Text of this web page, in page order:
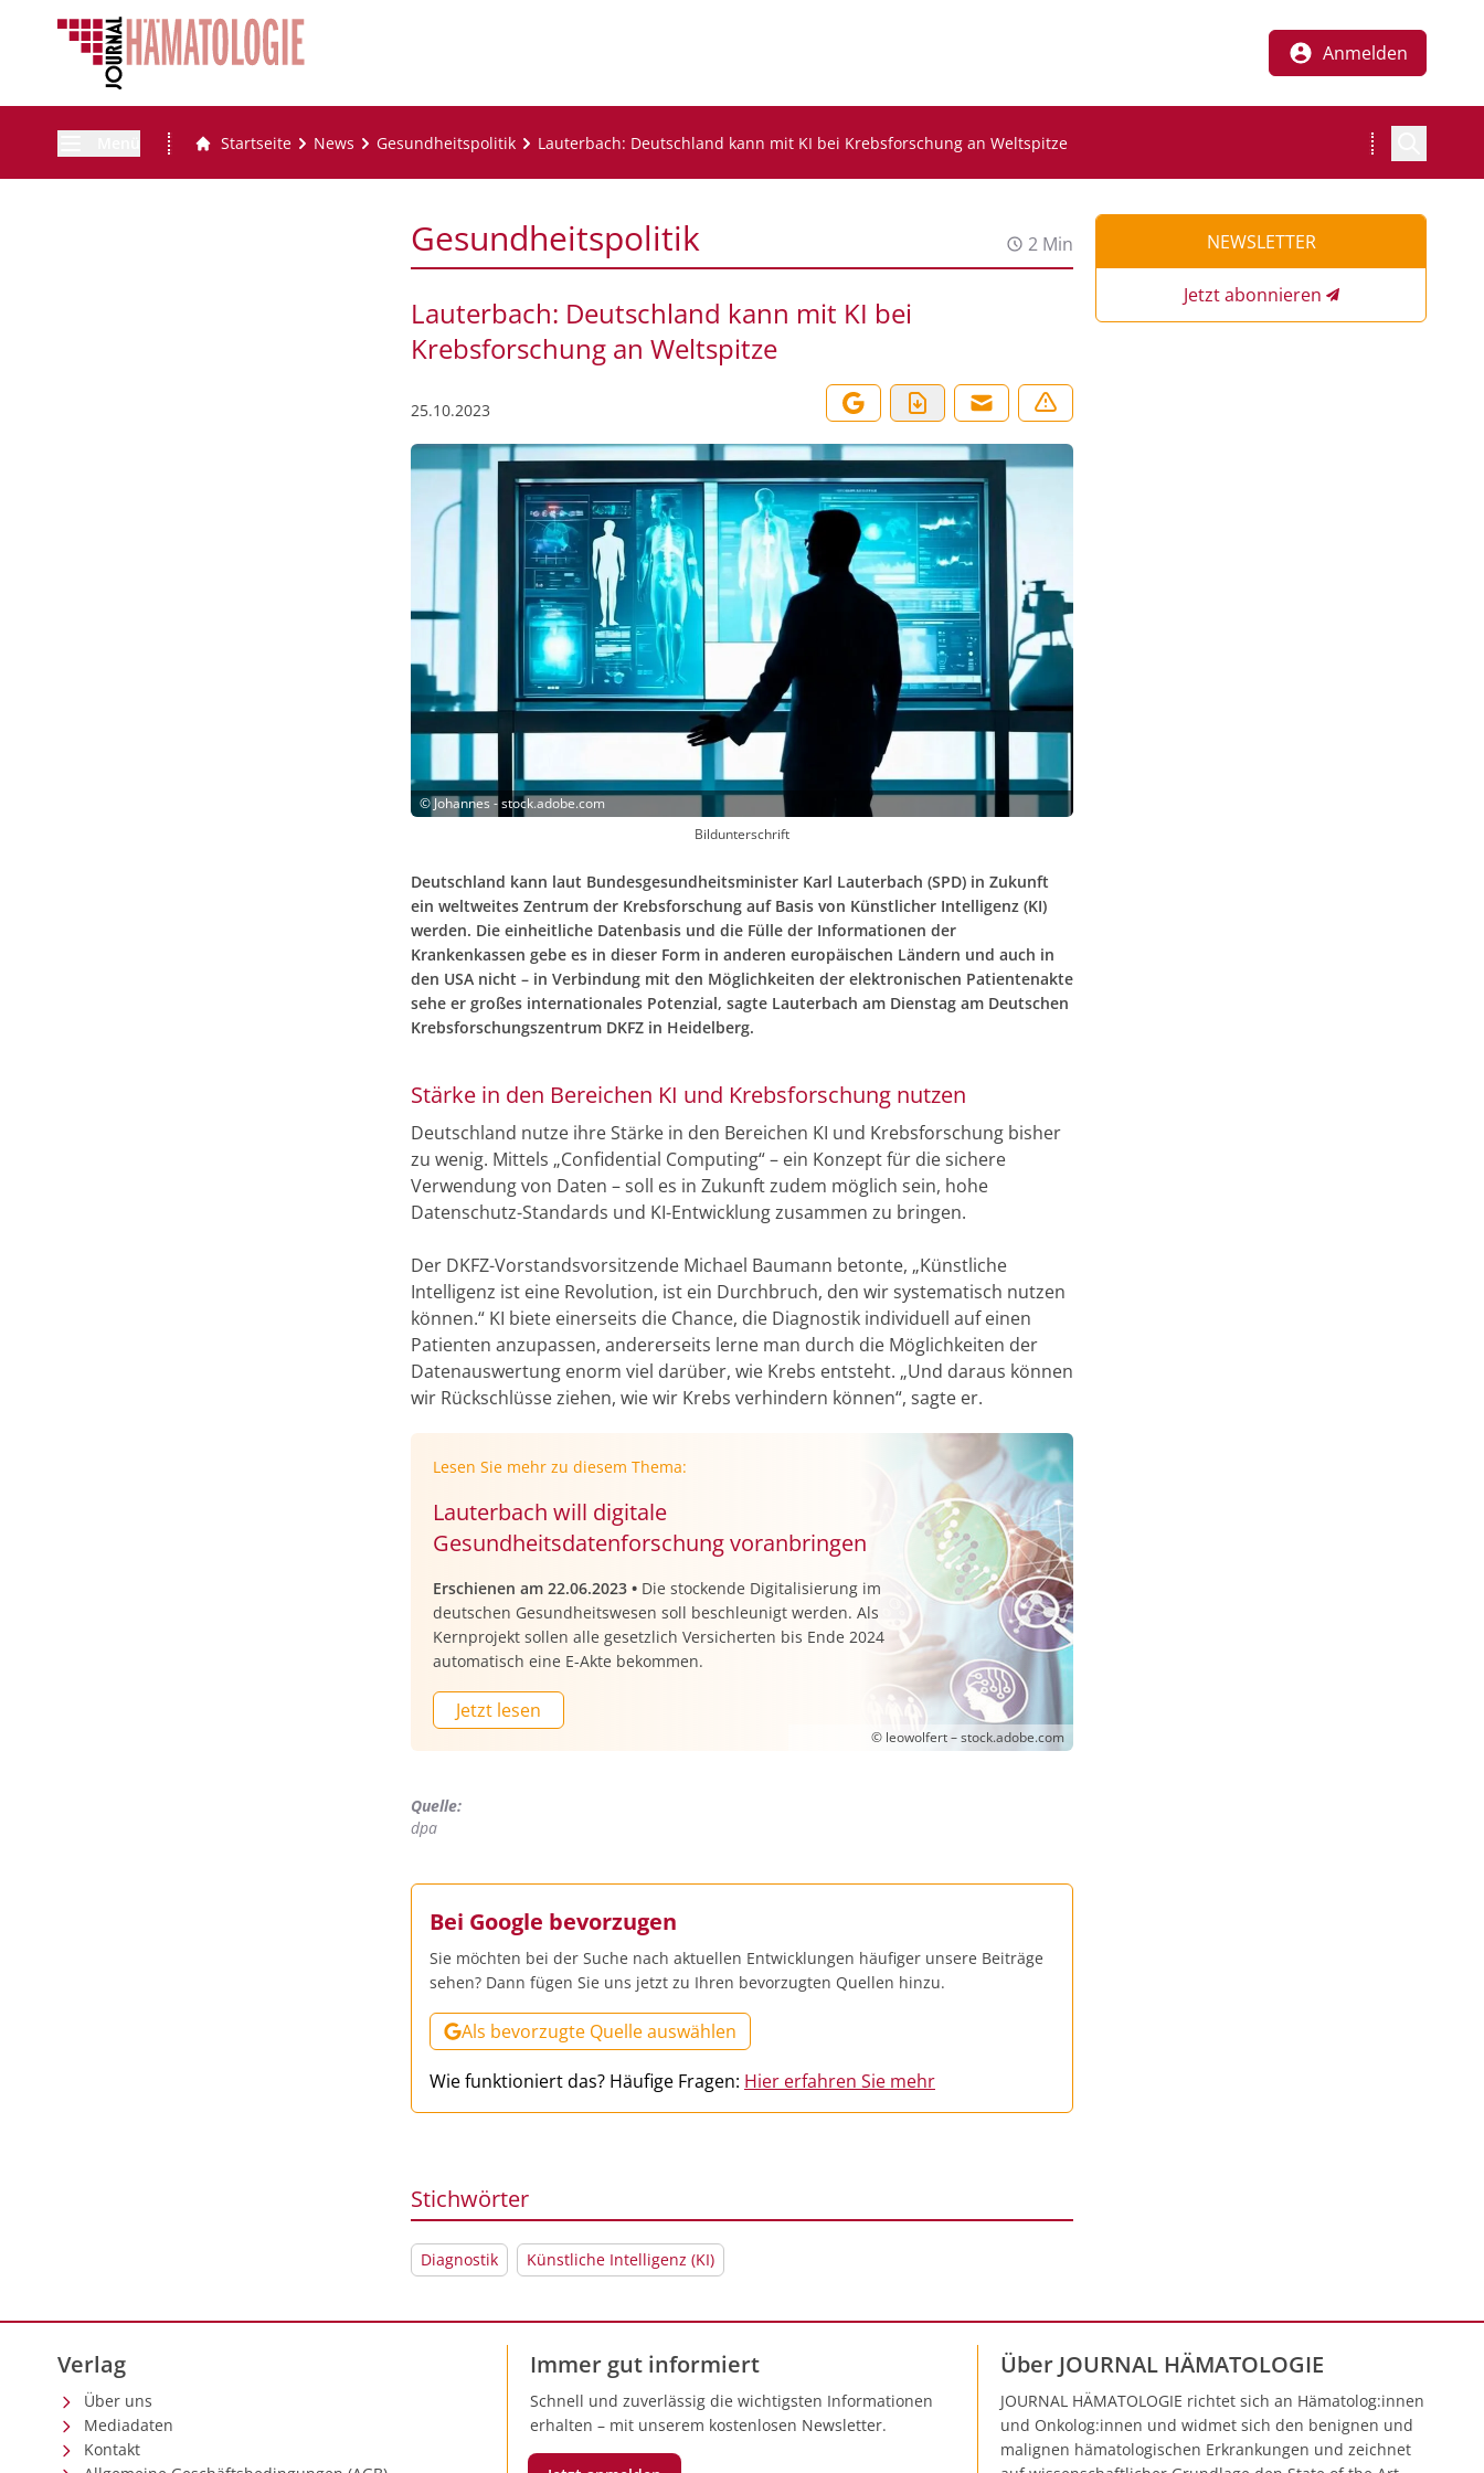
Anmelden
Startseite News Gesundheitspolitik Lauterbach: Deutschland kann mit KI bei Krebsforschung an Weltspitze
Gesundheitspolitik 2 Min
Lauterbach: Deutschland kann mit KI bei
Krebsforschung an Weltspitze
25.10.2023
© Johannes - stock.adobe.com
Bildunterschrift
Deutschland kann laut Bundesgesundheitsminister Karl Lauterbach (SPD) in Zukunft
ein weltweites Zentrum der Krebsforschung auf Basis von Künstlicher Intelligenz (KI)
werden. Die einheitliche Datenbasis und die Fülle der Informationen der
Krankenkassen gebe es in dieser Form in anderen europäischen Ländern und auch in
den USA nicht – in Verbindung mit den Möglichkeiten der elektronischen Patientenakte
sehe er großes internationales Potenzial, sagte Lauterbach am Dienstag am Deutschen
Krebsforschungszentrum DKFZ in Heidelberg.
Stärke in den Bereichen KI und Krebsforschung nutzen
Deutschland nutze ihre Stärke in den Bereichen KI und Krebsforschung bisher
zu wenig. Mittels „Confidential Computing“ – ein Konzept für die sichere
Verwendung von Daten – soll es in Zukunft zudem möglich sein, hohe
Datenschutz-Standards und KI-Entwicklung zusammen zu bringen.
Der DKFZ-Vorstandsvorsitzende Michael Baumann betonte, „Künstliche
Intelligenz ist eine Revolution, ist ein Durchbruch, den wir systematisch nutzen
können.“ KI biete einerseits die Chance, die Diagnostik individuell auf einen
Patienten anzupassen, andererseits lerne man durch die Möglichkeiten der
Datenauswertung enorm viel darüber, wie Krebs entsteht. „Und daraus können
wir Rückschlüsse ziehen, wie wir Krebs verhindern können“, sagte er.
Lesen Sie mehr zu diesem Thema:
Lauterbach will digitale
Gesundheitsdatenforschung voranbringen
Erschienen am 22.06.2023 • Die stockende Digitalisierung im
deutschen Gesundheitswesen soll beschleunigt werden. Als
Kernprojekt sollen alle gesetzlich Versicherten bis Ende 2024
automatisch eine E-Akte bekommen.
Jetzt lesen
© leowolfert – stock.adobe.com
Quelle:
dpa
Bei Google bevorzugen
Sie möchten bei der Suche nach aktuellen Entwicklungen häufiger unsere Beiträge
sehen? Dann fügen Sie uns jetzt zu Ihren bevorzugten Quellen hinzu.
Als bevorzugte Quelle auswählen
Wie funktioniert das? Häufige Fragen: Hier erfahren Sie mehr
Stichwörter
Diagnostik Künstliche Intelligenz (KI)
NEWSLETTER
Jetzt abonnieren
Verlag
Über uns
Mediadaten
Kontakt
Immer gut informiert
Schnell und zuverlässig die wichtigsten Informationen
erhalten – mit unserem kostenlosen Newsletter.
Über JOURNAL HÄMATOLOGIE
JOURNAL HÄMATOLOGIE richtet sich an Hämatolog:innen
und Onkolog:innen und widmet sich den benignen und
malignen hämatologischen Erkrankungen und zeichnet